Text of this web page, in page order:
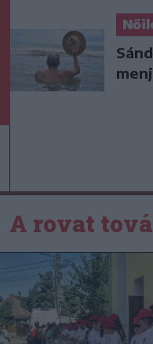
A rovat